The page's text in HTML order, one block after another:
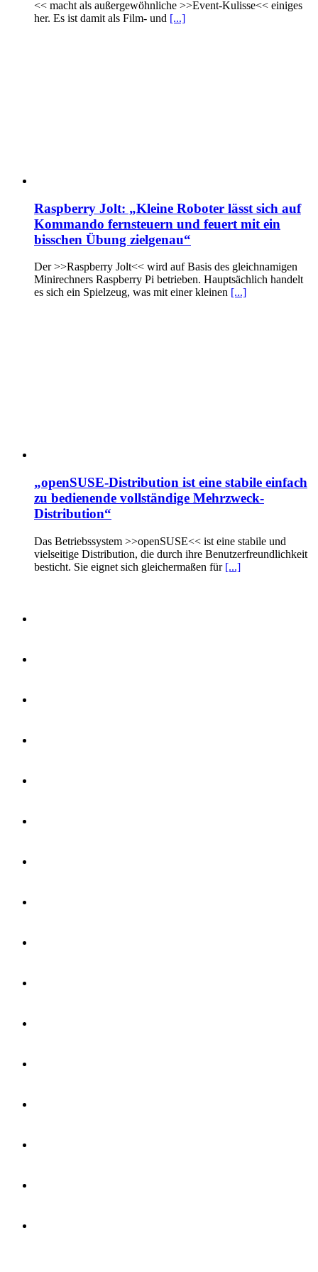
<< macht als außergewöhnliche >>Event-Kulisse<< einiges
her. Es ist damit als Film- und [...]
Raspberry Jolt: „Kleine Roboter lässt sich auf
Kommando fernsteuern und feuert mit ein
bisschen Übung zielgenau“
Der >>Raspberry Jolt<< wird auf Basis des gleichnamigen
Minirechners Raspberry Pi betrieben. Hauptsächlich handelt
es sich ein Spielzeug, was mit einer kleinen [...]
„openSUSE-Distribution ist eine stabile einfach
zu bedienende vollständige Mehrzweck-
Distribution“
Das Betriebssystem >>openSUSE<< ist eine stabile und
vielseitige Distribution, die durch ihre Benutzerfreundlichkeit
besticht. Sie eignet sich gleichermaßen für [...]